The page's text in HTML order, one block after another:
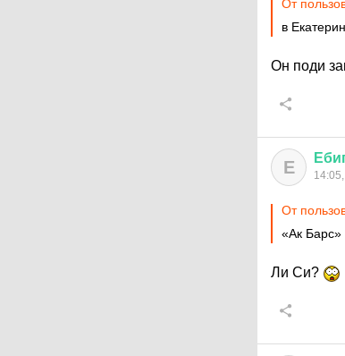
От
в
Он поди
Е
От
«Ак Барс»
Ли Си?